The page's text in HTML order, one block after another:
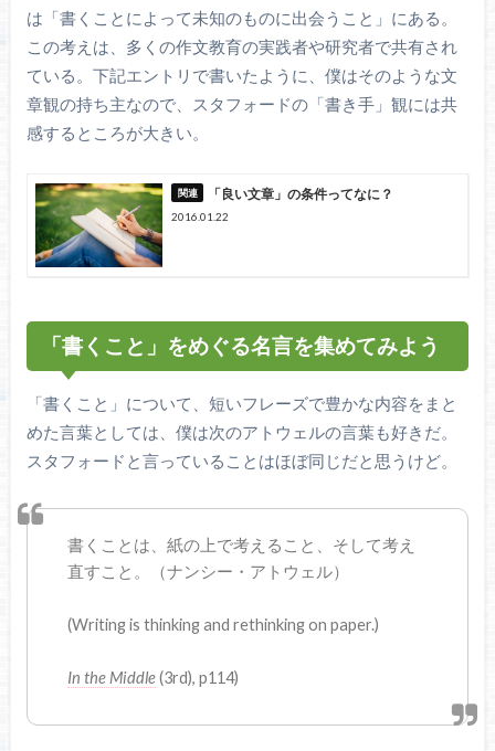
は「書くことによって未知のものに出会うこと」にある。
この考えは、多くの作文教育の実践者や研究者で共有され
ている。下記エントリで書いたように、僕はそのような文
章観の持ち主なので、スタフォードの「書き手」観には共
感するところが大きい。
「良い文章」の条件ってなに？
2016.01.22
「書くこと」をめぐる名言を集めてみよう
「書くこと」について、短いフレーズで豊かな内容をまと
めた言葉としては、僕は次のアトウェルの言葉も好きだ。
スタフォードと言っていることはほぼ同じだと思うけど。
書くことは、紙の上で考えること、そして考え
直すこと。（ナンシー・アトウェル）
(Writing is thinking and rethinking on paper.)
In the Middle(3rd), p114)